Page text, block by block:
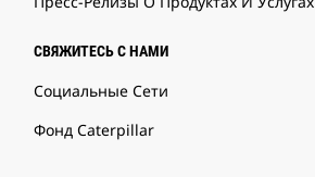
СВЯЖИТЕСЬ С НАМИ
Социальные Сети
Фонд Caterpillar